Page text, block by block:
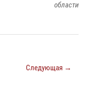
области
Следующая →